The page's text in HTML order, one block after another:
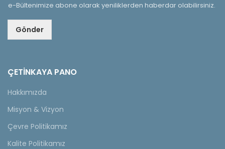
e-Bültenimize abone olarak yeniliklerden haberdar olabilirsiniz.
Gönder
ÇETINKAYA PANO
Hakkımızda
Misyon & Vizyon
Çevre Politikamız
Kalite Politikamız